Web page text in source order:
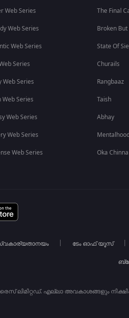
Web Series
Web Series
Web Series
Series
Web Series
Web Series
Web Series
Web Series
Web Series
The Final
Broken
State Of
Churails
Rangbaaz
Taish
Abhay
Oka
ടേം ഓഫ് യൂസ്
ലിമിറ്റഡ്. എല്ലാ അവകാശങ്ങളും